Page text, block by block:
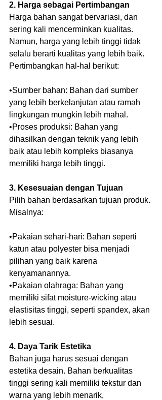
2. Harga sebagai Pertimbangan
Harga bahan sangat bervariasi, dan
sering kali mencerminkan kualitas.
Namun, harga yang lebih tinggi tidak
selalu berarti kualitas yang lebih baik.
Pertimbangkan hal-hal berikut:
•Sumber bahan: Bahan dari sumber
yang lebih berkelanjutan atau ramah
lingkungan mungkin lebih mahal.
•Proses produksi: Bahan yang
dihasilkan dengan teknik yang lebih
baik atau lebih kompleks biasanya
memiliki harga lebih tinggi.
3. Kesesuaian dengan Tujuan
Pilih bahan berdasarkan tujuan produk.
Misalnya:
•Pakaian sehari-hari: Bahan seperti
katun atau polyester bisa menjadi
pilihan yang baik karena
kenyamanannya.
•Pakaian olahraga: Bahan yang
memiliki sifat moisture-wicking atau
elastisitas tinggi, seperti spandex, akan
lebih sesuai.
4. Daya Tarik Estetika
Bahan juga harus sesuai dengan
estetika desain. Bahan berkualitas
tinggi sering kali memiliki tekstur dan
warna yang lebih menarik,